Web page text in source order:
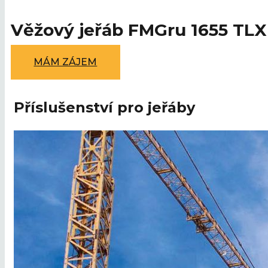
Věžový jeřáb FMGru 1655
MÁM ZÁJEM
Příslušenství pro jeřáby